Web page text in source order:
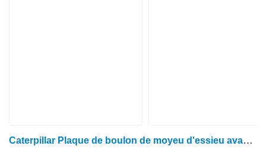
Caterpillar Plaque de boulon de moyeu d'essieu avant Carraro 19025, 066993, 87710170, 61949